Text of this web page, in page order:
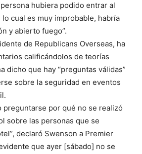
hubiera podido entrar al
cual es muy improbable, habría
y abierto fuego”.
de Republicans Overseas, ha
calificándolos de teorías
dicho que hay “preguntas válidas”
sobre la seguridad en eventos
preguntarse por qué no se realizó
sobre las personas que se
declaró Swenson a Premier
que ayer [sábado] no se